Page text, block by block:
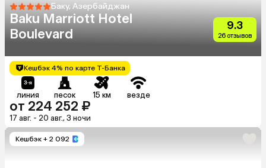
Баку, Азербайджан
Baku Marriott Hotel
Boulevard
9.3
26 отзывов
Кешбэк 4% по карте Т-Банка
линия песок 15 км везде
от 224 252 ₽
17 авг. - 20 авг., 3 ночи
Кешбэк + 2 092